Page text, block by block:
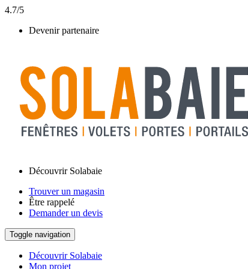
4.7/5
Devenir partenaire
Découvrir Solabaie
Trouver un magasin
Être rappelé
Demander un devis
Toggle navigation
Découvrir Solabaie
Mon projet